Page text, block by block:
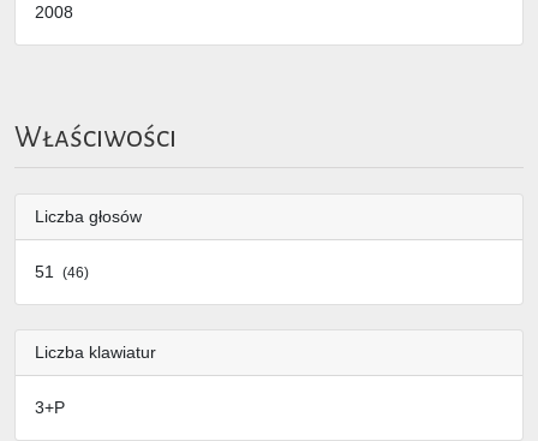
2008
Właściwości
Liczba głosów
51 (46)
Liczba klawiatur
3+P